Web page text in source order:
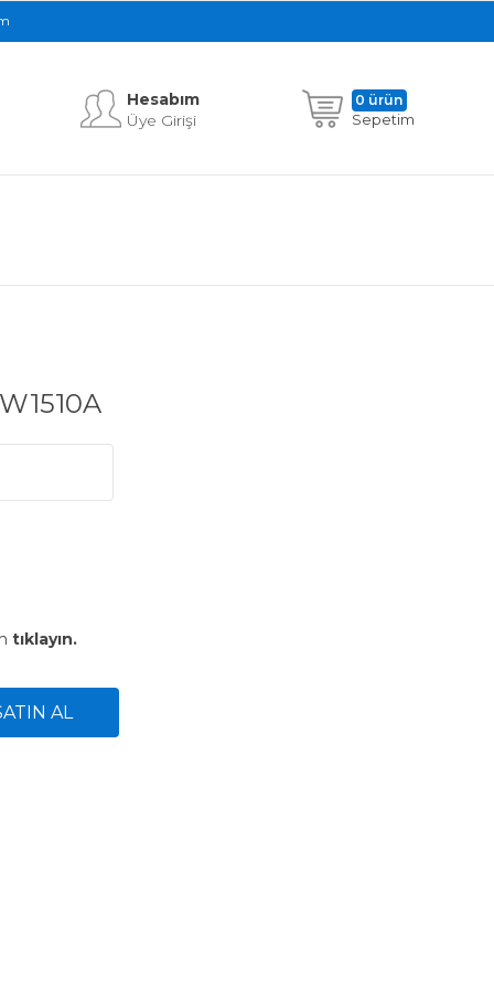
Hesabım
Üye Girişi
Sepetim
0 ürün
tıklayın.